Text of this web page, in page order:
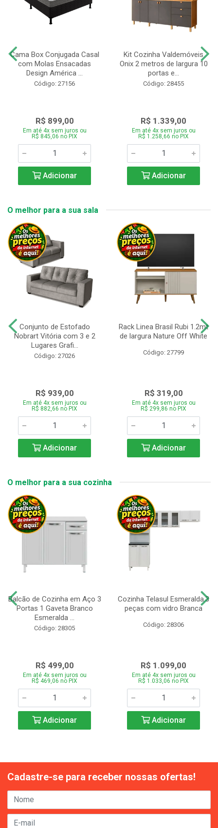
Cama Box Conjugada Casal
com Molas Ensacadas
Design América ...
Código: 27156
R$ 899,00
Em até 4x sem juros ou
R$ 845,06 no PIX
Adicionar
Kit Cozinha Valdemóveis
Onix 2 metros de largura 10
portas e...
Código: 28455
R$ 1.339,00
Em até 4x sem juros ou
R$ 1.258,66 no PIX
Adicionar
O melhor para a sua sala
Conjunto de Estofado
Nobrart Vitória com 3 e 2
Lugares Grafi...
Código: 27026
R$ 939,00
Em até 4x sem juros ou
R$ 882,66 no PIX
Adicionar
Rack Linea Brasil Rubi 1.2mt
de largura Nature Off White
Código: 27799
R$ 319,00
Em até 4x sem juros ou
R$ 299,86 no PIX
Adicionar
O melhor para a sua cozinha
Balcão de Cozinha em Aço 3
Portas 1 Gaveta Branco
Esmeralda ...
Código: 28305
R$ 499,00
Em até 4x sem juros ou
R$ 469,06 no PIX
Adicionar
Cozinha Telasul Esmeralda.3
peças com vidro Branca
Código: 28306
R$ 1.099,00
Em até 4x sem juros ou
R$ 1.033,06 no PIX
Adicionar
Cadastre-se para receber nossas ofertas!